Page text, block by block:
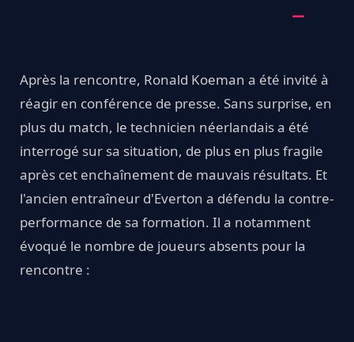
Après la rencontre, Ronald Koeman a été invité à
réagir en conférence de presse. Sans surprise, en
plus du match, le technicien néerlandais a été
interrogé sur sa situation, de plus en plus fragile
après cet enchaînement de mauvais résultats. Et
l'ancien entraîneur d'Everton a défendu la contre-
performance de sa formation. Il a notamment
évoqué le nombre de joueurs absents pour la
rencontre :